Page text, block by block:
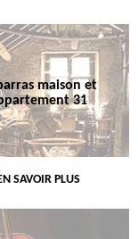
maison et
31
SAVOIR PLUS